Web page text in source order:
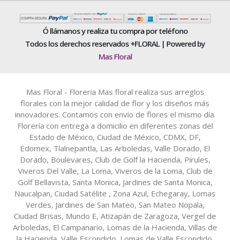
Ó llámanos y realiza tu compra por teléfono
Todos los derechos reservados +FLORAL | Powered by
Mas Floral
Mas Floral - Floreria Mas floral realiza sus arreglos
florales con la mejor calidad de flor y los diseños más
innovadores. Contamos con envío de flores el mismo día.
Florería con entrega a domicilio en diferentes zonas del
Estado de México, Ciudad de México, CDMX, DF,
Edomex, Tlalnepantla, Las Arboledas, Valle Dorado, El
Dorado, Boulevares, Club de Golf la Hacienda, Pirules,
Viveros Del Valle, La Loma, Viveros de la Loma, Club de
Golf Bellavista, Santa Monica, Jardines de Santa Monica,
Naucalpan, Ciudad Satélite , Zona Azul, Echegaray, Lomas
Verdes, Jardines de San Mateo, San Mateo Nopala,
Ciudad Brisas, Mundo E, Atizapán de Zaragoza, Vergel de
Arboledas, El Campanario, Lomas de la Hacienda, Villas de